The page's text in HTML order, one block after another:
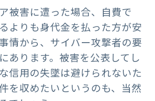
被害に遭った場合、自費で
よりも身代金を払った方が安
情から、サイバー攻撃者の要
あります。被害を公表してし
信用の失墜は避けられないた
を収めたいというのも、当然